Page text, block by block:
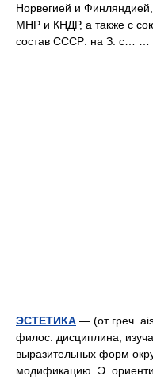
Норвегией и
МНР и КНДР, а также с
состав СССР: на З. с… …
ЭСТЕТИКА — (от греч.
филос. дисциплина,
выразительных форм
модификацию. Э.